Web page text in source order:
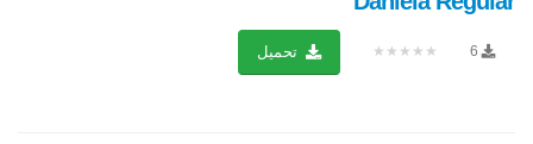
6
★★★★★ تحميل